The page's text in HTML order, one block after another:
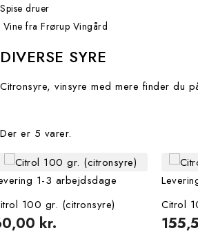
Spise druer
Vine fra Frørup Vingård
DIVERSE SYRE
Citronsyre, vinsyre med mere finder du
Der er 5 varer.
1-3 arbejdsdage
100 gr. (citronsyre)
kr.
Citrol